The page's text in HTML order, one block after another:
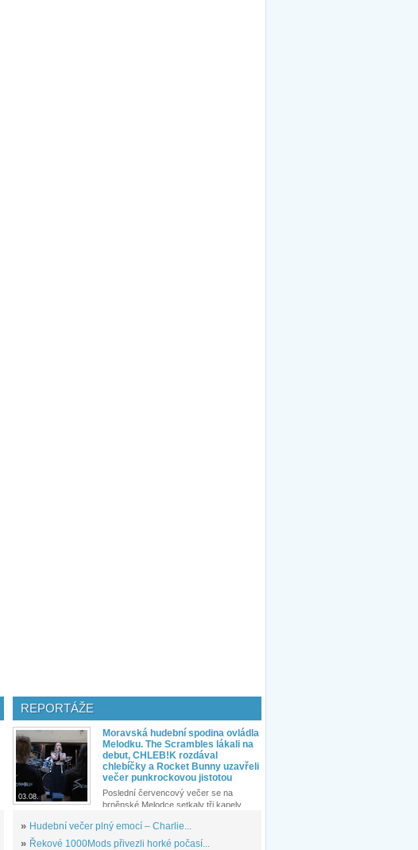
REPORTÁŽE
03.08.
Moravská hudební spodina ovládla
Melodku. The Scrambles lákali na
debut, CHLEB!K rozdával
chlebíčky a Rocket Bunny uzavřeli
večer punkrockovou jistotou
Poslední červencový večer se na
brněnské Melodce setkaly tři kapely...
» Hudební večer plný emocí – Charlie...
» Řekové 1000Mods přivezli horké počasí...